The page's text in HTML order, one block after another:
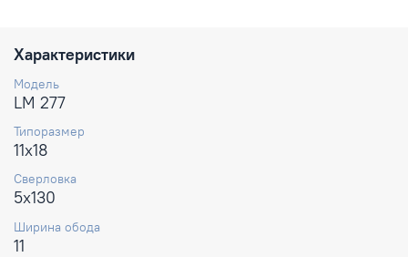
Характеристики
Модель
LM 277
Типоразмер
11x18
Сверловка
5x130
Ширина обода
11